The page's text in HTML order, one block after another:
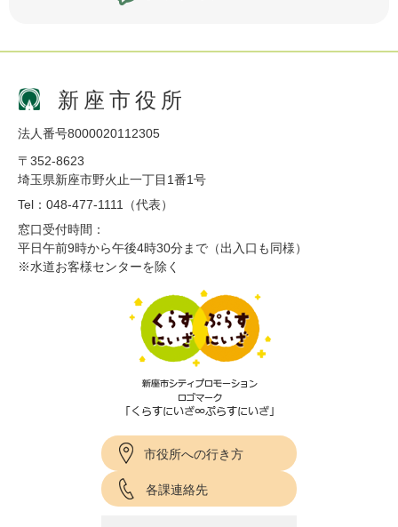
新座市役所
法人番号8000020112305
〒352-8623
埼玉県新座市野火止一丁目1番1号
Tel：048-477-1111（代表）
窓口受付時間：
平日午前9時から午後4時30分まで（出入口も同様）
※水道お客様センターを除く
市役所への行き方
各課連絡先